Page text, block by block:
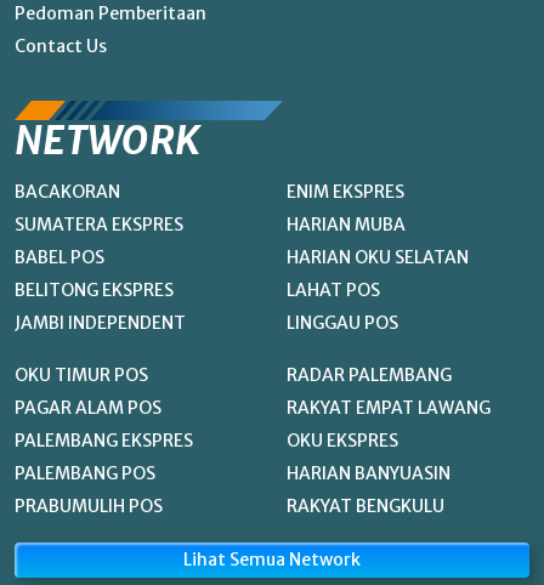
Pedoman Pemberitaan
Contact Us
NETWORK
BACAKORAN
SUMATERA EKSPRES
BABEL POS
BELITONG EKSPRES
JAMBI INDEPENDENT
ENIM EKSPRES
HARIAN MUBA
HARIAN OKU SELATAN
LAHAT POS
LINGGAU POS
OKU TIMUR POS
PAGAR ALAM POS
PALEMBANG EKSPRES
PALEMBANG POS
PRABUMULIH POS
RADAR PALEMBANG
RAKYAT EMPAT LAWANG
OKU EKSPRES
HARIAN BANYUASIN
RAKYAT BENGKULU
Lihat Semua Network